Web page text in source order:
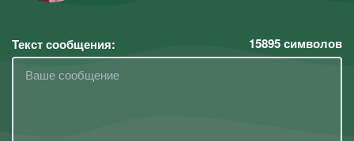
Текст сообщения: 15895символов